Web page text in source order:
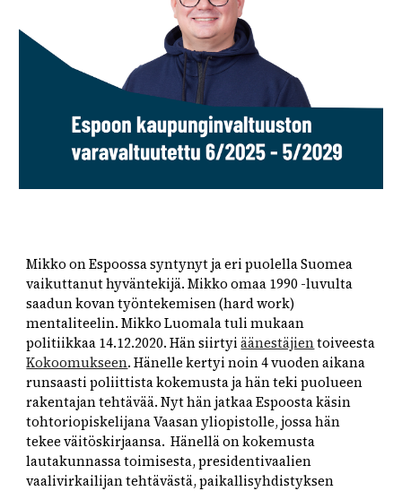
Mikko on Espoossa syntynyt ja eri puolella Suomea
vaikuttanut hyväntekijä. Mikko omaa 1990 -luvulta
saadun kovan työntekemisen (hard work)
mentaliteelin. Mikko Luomala tuli mukaan
politiikkaa 14.12.2020. Hän siirtyi äänestäjientoiveesta
Kokoomukseen. Hänelle kertyi noin 4 vuoden aikana
runsaasti poliittista kokemusta ja hän teki puolueen
rakentajan tehtävää. Nyt hän jatkaa Espoosta käsin
tohtoriopiskelijana Vaasan yliopistolle, jossa hän
tekee väitöskirjaansa. Hänellä on kokemusta
lautakunnassa toimisesta, presidentivaalien
vaalivirkailijan tehtävästä, paikallisyhdistyksen